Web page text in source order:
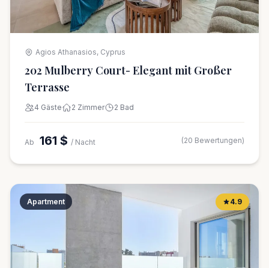
Agios Athanasios, Cyprus
202 Mulberry Court- Elegant mit Großer
Terrasse
4 Gäste 2 Zimmer 2 Bad
Ab 161 $ / Nacht (20 Bewertungen)
Apartment 4.9